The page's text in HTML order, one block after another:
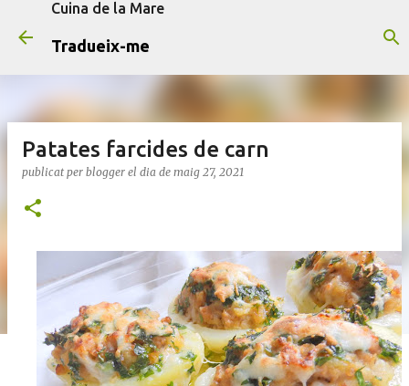
Cuina de la Mare
Tradueix-me
Patates farcides de carn
publicat per blogger el dia de maig 27, 2021